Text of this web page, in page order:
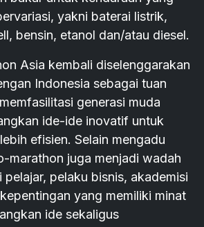
yakni baterai listrik,
bensin, etanol dan/atau diesel.
Asia kembali diselenggarakan
Indonesia sebagai tuan
generasi muda
ide-ide inovatif untuk
efisien. Selain mengadu
marathon juga menjadi wadah
pelaku bisnis, akademisi
yang memiliki minat
ide sekaligus